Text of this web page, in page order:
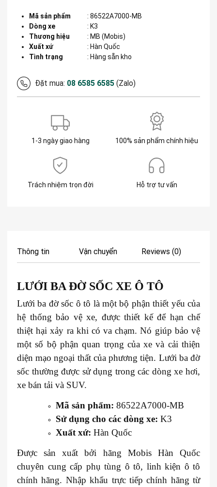
Mã sản phẩm : 86522A7000-MB
Dòng xe
: K3
Thương hiệu
: MB (Mobis)
Xuất xứ
: Hàn Quốc
Tình trạng
: Hàng sẵn kho
Đặt mua: 08 6585 6585 (Zalo)
1-3 ngày giao hàng 100% sản phẩm chính hiệu
Trách nhiệm trọn đời Hỗ trợ tư vấn
Thông tin Vận chuyển Reviews (0)
LƯỚI BA ĐỜ SỐC XE Ô TÔ
Lưới ba đờ sốc ô tô là một bộ phận thiết yếu của
hệ thống bảo vệ xe, được thiết kế để hạn chế
thiệt hại xảy ra khi có va chạm. Nó giúp bảo vệ
một số bộ phận quan trọng của xe và cải thiện
diện mạo ngoại thất của phương tiện. Lưới ba đờ
sốc thường được sử dụng trong các dòng xe hơi,
xe bán tải và SUV.
Mã sản phẩm: 86522A7000-MB
Sử dụng cho các dòng xe: K3
Xuất xứ: Hàn Quốc
Được sản xuất bởi hãng Mobis Hàn Quốc
chuyên cung cấp phụ tùng ô tô, linh kiện ô tô
chính hãng. Nhập khẩu trực tiếp chính hãng từ